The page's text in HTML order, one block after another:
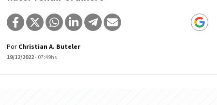
Por Christian A. Buteler
19/12/2022- 07:49hs